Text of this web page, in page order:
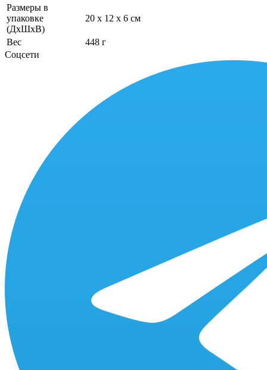
Размеры в
упаковке
(ДхШхВ)
20 x 12 x 6 см
Вес
448 г
Соцсети